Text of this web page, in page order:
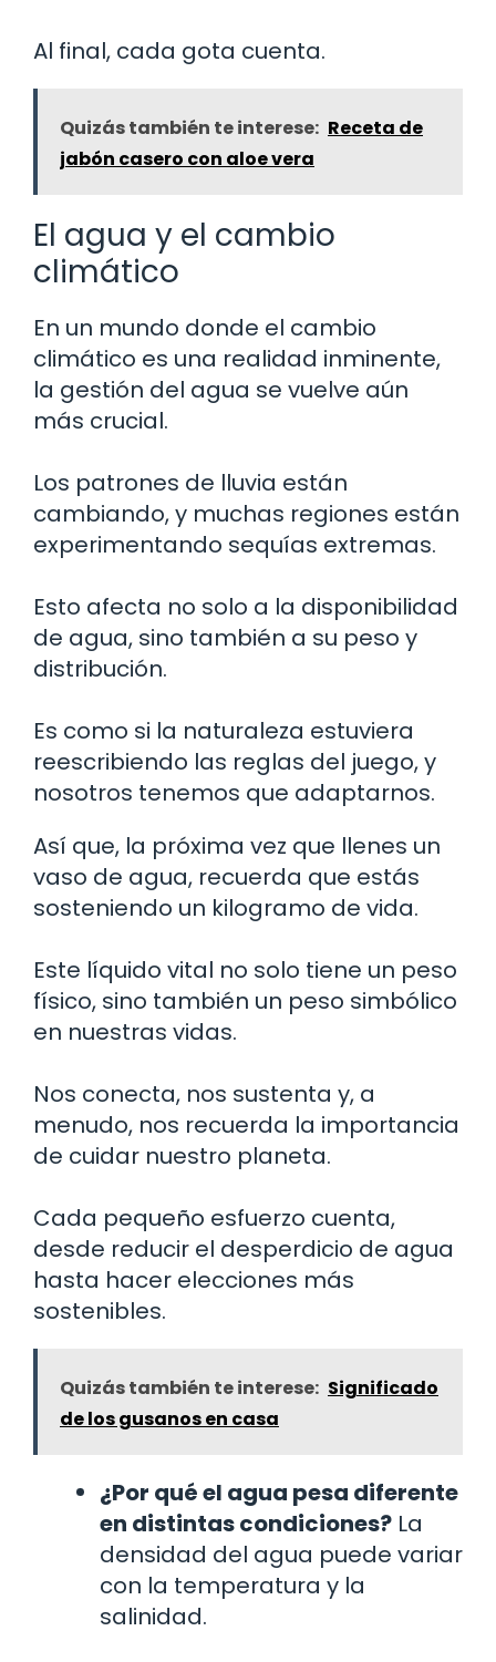
Al final, cada gota cuenta.
Quizás también te interese: Receta de
jabón casero con aloe vera
El agua y el cambio
climático
En un mundo donde el cambio
climático es una realidad inminente,
la gestión del agua se vuelve aún
más crucial.
Los patrones de lluvia están
cambiando, y muchas regiones están
experimentando sequías extremas.
Esto afecta no solo a la disponibilidad
de agua, sino también a su peso y
distribución.
Es como si la naturaleza estuviera
reescribiendo las reglas del juego, y
nosotros tenemos que adaptarnos.
Así que, la próxima vez que llenes un
vaso de agua, recuerda que estás
sosteniendo un kilogramo de vida.
Este líquido vital no solo tiene un peso
físico, sino también un peso simbólico
en nuestras vidas.
Nos conecta, nos sustenta y, a
menudo, nos recuerda la importancia
de cuidar nuestro planeta.
Cada pequeño esfuerzo cuenta,
desde reducir el desperdicio de agua
hasta hacer elecciones más
sostenibles.
Quizás también te interese: Significado
de los gusanos en casa
¿Por qué el agua pesa diferente
en distintas condiciones? La
densidad del agua puede variar
con la temperatura y la
salinidad.